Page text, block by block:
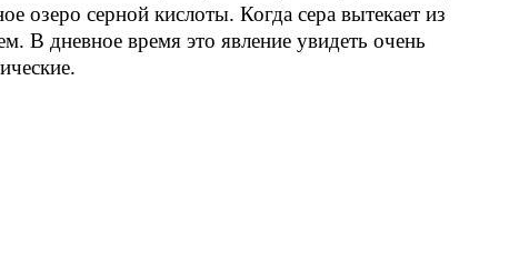
озеро серной кислоты. Когда сера вытекает из
В дневное время это явление увидеть очень